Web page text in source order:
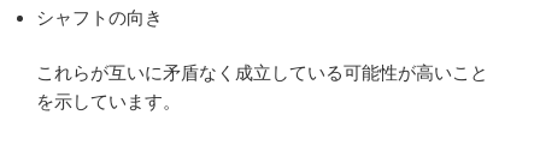
シャフトの向き
これらが互いに矛盾なく成立している可能性が高いこと
を示しています。